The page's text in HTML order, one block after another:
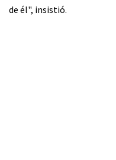
de él", insistió.